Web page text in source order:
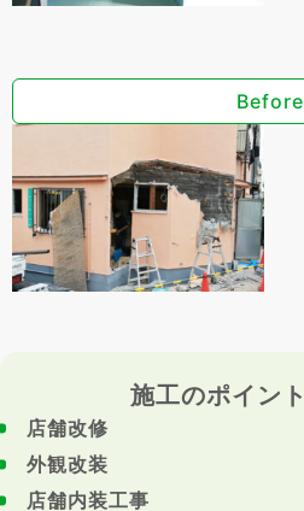
Before
施工のポイント
店舗改修
外観改装
店舗内装工事